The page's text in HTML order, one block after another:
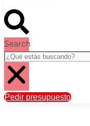
Search
Pedir presupuesto